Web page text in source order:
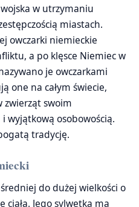
w utrzymaniu
miastach.
owczarki niemieckie
a po klęsce Niemiec w
je owczarkami
one na całym świecie,
zwierząt swoim
wyjątkową osobowością.
tradycję.
do dużej wielkości o
Jego sylwetka ma